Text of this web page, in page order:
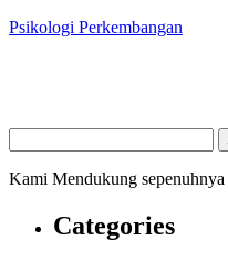
Psikologi Perkembangan
Kami Mendukung sepenuhnya
Categories